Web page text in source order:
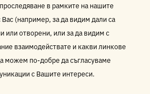
в рамките на нашите
(например, за да видим дали са
или отворени, или за да видим с
взаимодействате и какви линкове
можем по-добре да съгласуваме
с Вашите интереси.